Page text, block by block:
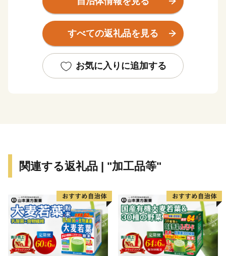
の層からは、世界最古の土器「豆粒文土器(とうりゅう
もんどき)」が出土しました。
明治初期までは、人口約4000人の半農半漁の一寒村で
公布されると急速に発展し、明治35年に「佐世保村」か
ら一挙に「佐世保市」となりました。
す。
【面 積】426.06k㎡
【人 口】239,971人（令和4年1月1日現在 推計人口）
【世帯数】104,477世帯
【市の木】ハナミズキ
【市の花】カノコユリ
すべての返礼品を見る
お気に入りに追加する
関連する返礼品 | "加工品等"